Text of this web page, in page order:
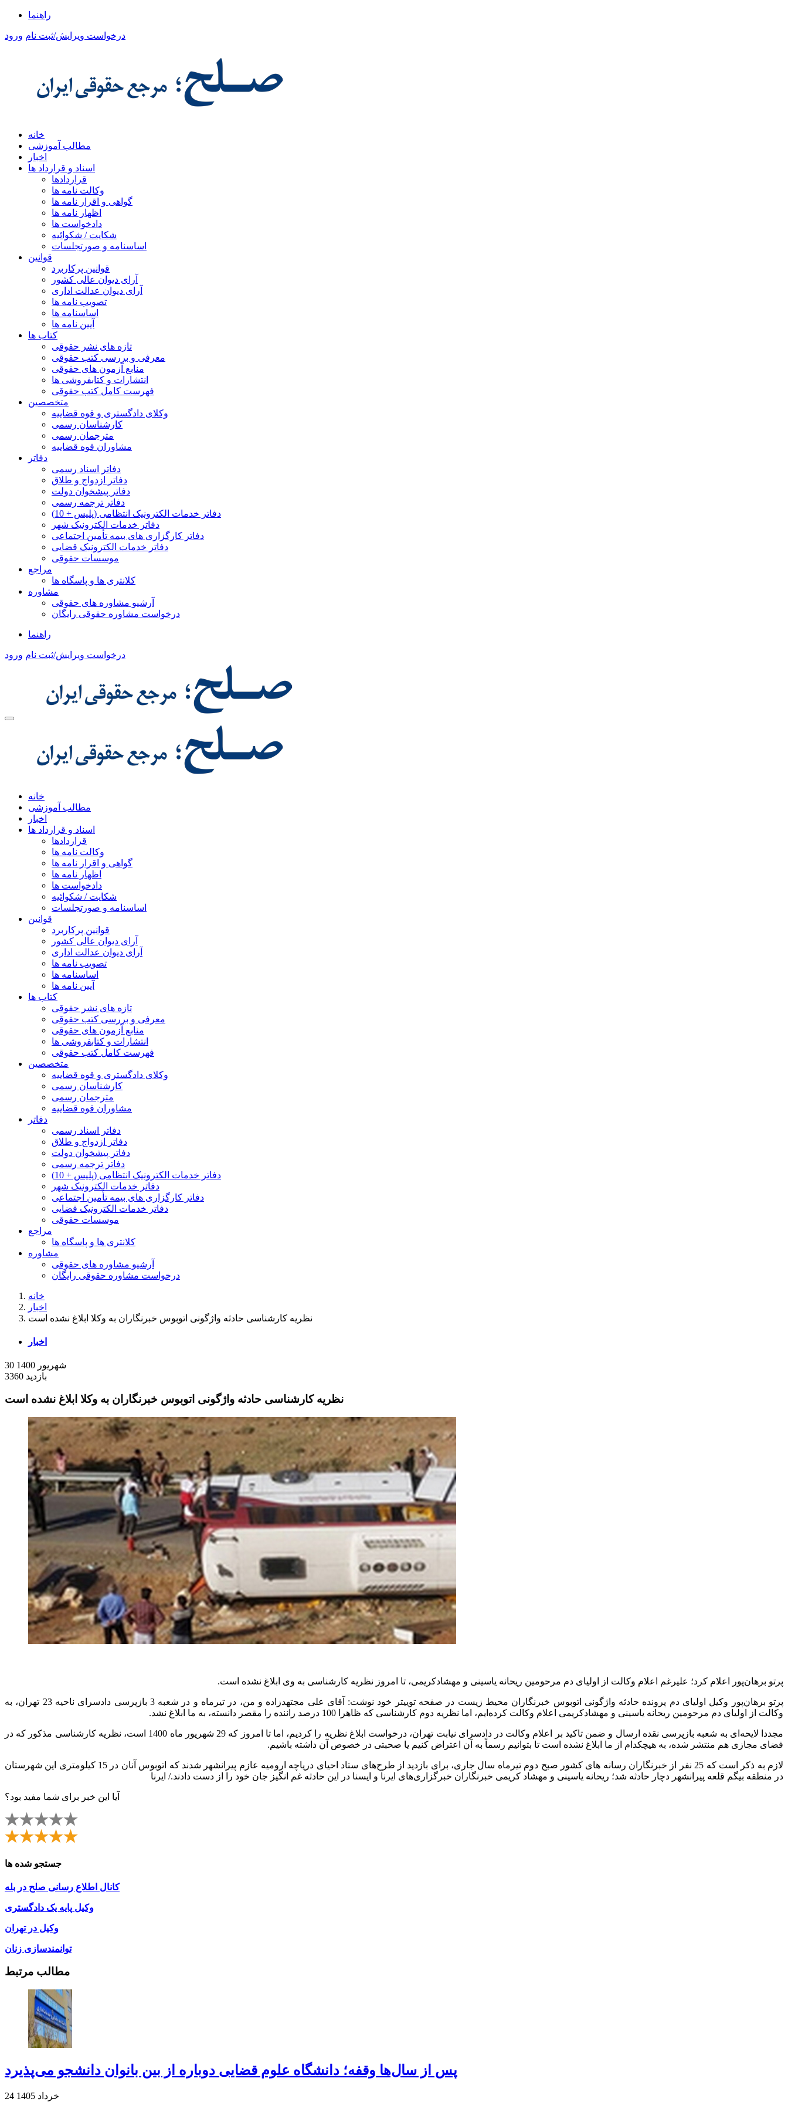
راهنما
درخواست ویرایش/ثبت نام ورود
خانه
مطالب آموزشی
اخبار
اسناد و قرارداد ها
قراردادها
وکالت نامه ها
گواهی و اقرار نامه ها
اظهار نامه ها
دادخواست ها
شکایت / شکوائیه
اساسنامه و صورتجلسات
قوانین
قوانین پرکاربرد
آرای دیوان عالی کشور
آرای دیوان عدالت اداری
تصویب نامه ها
اساسنامه ها
آیین نامه ها
کتاب ها
تازه های نشر حقوقی
معرفی و بررسی کتب حقوقی
منابع آزمون های حقوقی
انتشارات و کتابفروشی ها
فهرست کامل کتب حقوقی
متخصصین
وکلای دادگستری و قوه قضاییه
کارشناسان رسمی
مترجمان رسمی
مشاوران قوه قضاییه
دفاتر
دفاتر اسناد رسمی
دفاتر ازدواج و طلاق
دفاتر پیشخوان دولت
دفاتر ترجمه رسمی
دفاتر خدمات الکترونیک انتظامی (پلیس + 10)
دفاتر خدمات الکترونیک شهر
دفاتر کارگزاری های بیمه تأمین اجتماعی
دفاتر خدمات الکترونیک قضایی
موسسات حقوقی
مراجع
کلانتری ها و پاسگاه ها
مشاوره
آرشیو مشاوره های حقوقی
درخواست مشاوره حقوقی رایگان
راهنما
درخواست ویرایش/ثبت نام ورود
خانه
مطالب آموزشی
اخبار
اسناد و قرارداد ها
قراردادها
وکالت نامه ها
گواهی و اقرار نامه ها
اظهار نامه ها
دادخواست ها
شکایت / شکوائیه
اساسنامه و صورتجلسات
قوانین
قوانین پرکاربرد
آرای دیوان عالی کشور
آرای دیوان عدالت اداری
تصویب نامه ها
اساسنامه ها
آیین نامه ها
کتاب ها
تازه های نشر حقوقی
معرفی و بررسی کتب حقوقی
منابع آزمون های حقوقی
انتشارات و کتابفروشی ها
فهرست کامل کتب حقوقی
متخصصین
وکلای دادگستری و قوه قضاییه
کارشناسان رسمی
مترجمان رسمی
مشاوران قوه قضاییه
دفاتر
دفاتر اسناد رسمی
دفاتر ازدواج و طلاق
دفاتر پیشخوان دولت
دفاتر ترجمه رسمی
دفاتر خدمات الکترونیک انتظامی (پلیس + 10)
دفاتر خدمات الکترونیک شهر
دفاتر کارگزاری های بیمه تأمین اجتماعی
دفاتر خدمات الکترونیک قضایی
موسسات حقوقی
مراجع
کلانتری ها و پاسگاه ها
مشاوره
آرشیو مشاوره های حقوقی
درخواست مشاوره حقوقی رایگان
خانه
اخبار
نظریه کارشناسی حادثه واژگونی اتوبوس خبرنگاران به وکلا ابلاغ نشده است
اخبار
30 شهریور 1400
3360 بازدید
نظریه کارشناسی حادثه واژگونی اتوبوس خبرنگاران به وکلا ابلاغ نشده است
پرتو برهان‌پور اعلام کرد؛ علیرغم اعلام وکالت از اولیای دم مرحومین ریحانه یاسینی و مهشادکریمی، تا امروز نظریه کارشناسی به وی ابلاغ نشده است.
پرتو برهان‌پور وکیل اولیای دم پرونده حادثه واژگونی اتوبوس خبرنگاران محیط زیست در صفحه توییتر خود نوشت:‌ آقای علی مجتهدزاده و من، در تیرماه و در شعبه 3 بازپرسی دادسرای ناحیه 23 تهران، به
وکالت از اولیای دم مرحومین ریحانه یاسینی و مهشادکریمی اعلام وکالت کرده‌ایم، اما نظریه دوم کارشناسی که ظاهرا 100 درصد راننده را مقصر دانسته، به ما ابلاغ نشد.
مجددا لایحه‌ای به شعبه بازپرسی نقده ارسال و ضمن تاکید بر اعلام وکالت در دادسرای نیابت تهران، درخواست ابلاغ نظریه را کردیم، اما تا امروز که 29 شهریور ماه 1400 است، نظریه کارشناسی مذکور که در
فضای مجازی هم منتشر شده، به هیچکدام از ما ابلاغ نشده است تا بتوانیم رسماً به آن اعتراض کنیم یا صحبتی در خصوص آن داشته باشیم.
لازم به ذکر است که 25 نفر از خبرنگاران رسانه های کشور صبح دوم تیرماه سال جاری، برای بازدید از طرح‌های ستاد احیای دریاچه ارومیه عازم پیرانشهر شدند که اتوبوس آنان در 15 کیلومتری این شهرستان
در منطقه بیگم قلعه پیرانشهر دچار حادثه شد؛ ریحانه یاسینی و مهشاد کریمی خبرنگاران خبرگزاری‌های ایرنا و ایسنا در این حادثه غم انگیز جان خود را از دست دادند./ ایرنا
آیا این خبر برای شما مفید بود؟
جستجو شده ها
کانال اطلاع رسانی صلح در بله
وکیل پایه یک دادگستری
وکیل در تهران
توانمندسازی زنان
مطالب مرتبط
پس از سال‌ها وقفه؛ دانشگاه علوم قضایی دوباره از بین بانوان دانشجو می‌پذیرد
24 خرداد 1405